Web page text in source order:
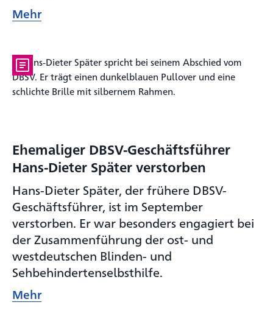
Mehr
Ehemaliger DBSV-Geschäftsführer
Hans-Dieter Später verstorben
Hans-Dieter Später, der frühere DBSV-
Geschäftsführer, ist im September
verstorben. Er war besonders engagiert bei
der Zusammenführung der ost- und
westdeutschen Blinden- und
Sehbehindertenselbsthilfe.
Mehr